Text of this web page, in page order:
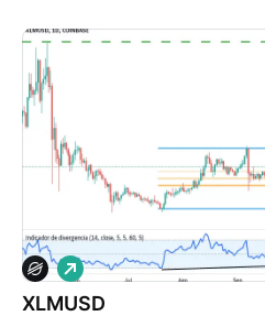
XLMUSD
L
a
r